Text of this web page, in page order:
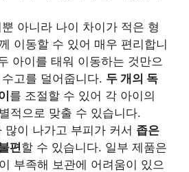
아니라 나이 차이가 적은 형
이동할 수 있어 매우 편리합니
아이를 태워 이동하는 것만으
고를 덜어줍니다. 두 개의 독
를 조절할 수 있어 각 아이의
적으로 맞출 수 있습니다.
많이 나가고 부피가 커서 좁은
편할 수 있습니다. 일부 제품은
부족해 보관에 어려움이 있으